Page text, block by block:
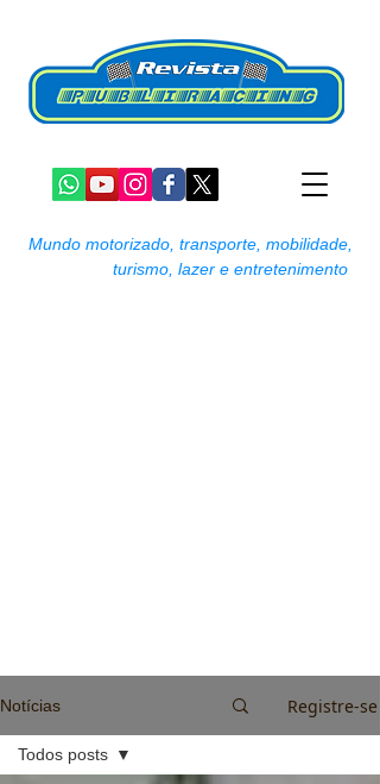
Mundo motorizado, transporte, mobilidade,
turismo, lazer e entretenimento
Notícias Registre-se
Todos posts